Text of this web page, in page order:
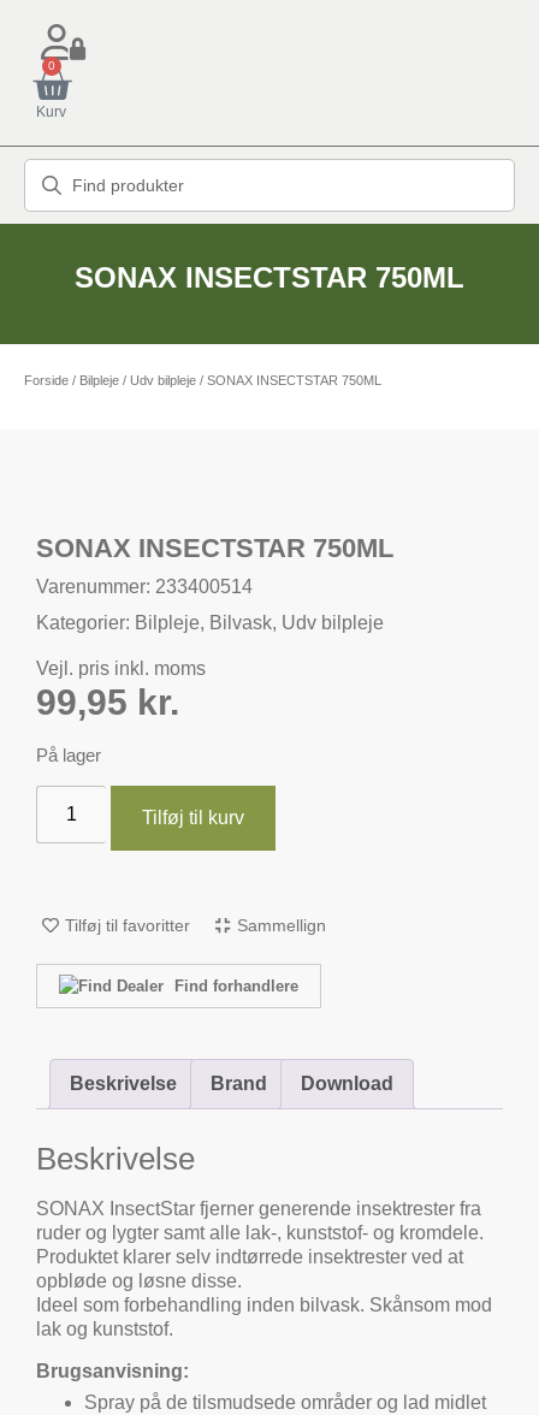
0
Kurv
SONAX INSECTSTAR 750ML
Forside / Bilpleje / Udv bilpleje / SONAX INSECTSTAR 750ML
SONAX INSECTSTAR 750ML
Varenummer: 233400514
Kategorier: Bilpleje, Bilvask, Udv bilpleje
Vejl. pris inkl. moms
99,95 kr.
På lager
Tilføj til kurv
Tilføj til favoritter Sammellign
Find forhandlere
Beskrivelse Brand Download
Beskrivelse
SONAX InsectStar fjerner generende insektrester fra
ruder og lygter samt alle lak-, kunststof- og kromdele.
Produktet klarer selv indtørrede insektrester ved at
opbløde og løsne disse.
Ideel som forbehandling inden bilvask. Skånsom mod
lak og kunststof.
Brugsanvisning:
Spray på de tilsmudsede områder og lad midlet